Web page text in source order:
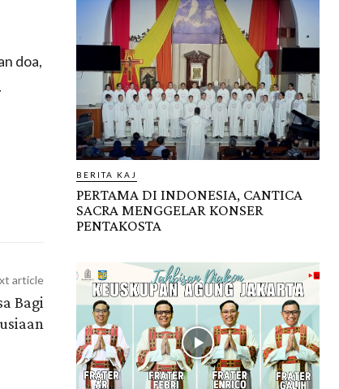
doa,
article
Bagi
BERITA KAJ
PERTAMA DI INDONESIA, CANTICA
SACRA MENGGELAR KONSER
PENTAKOSTA